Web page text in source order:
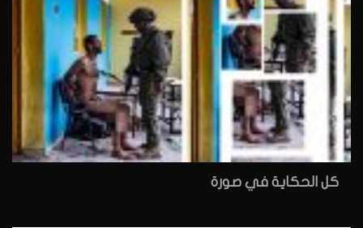
كل الحكاية في صورة